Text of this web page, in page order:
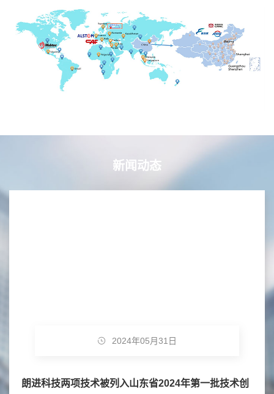
新闻动态
2024年05月31日
朗进科技两项技术被列入山东省2024年第一批技术创